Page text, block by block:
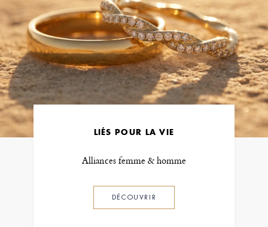
LIÉS POUR LA VIE
Alliances femme & homme
DÉCOUVRIR